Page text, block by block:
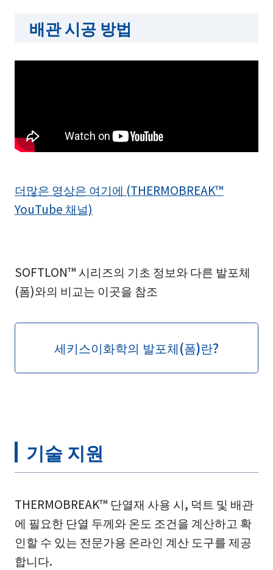
배관 시공 방법
더많은 영상은 여기에 (THERMOBREAK™
YouTube 채널)
SOFTLON™ 시리즈의 기초 정보와 다른 발포체
(폼)와의 비교는 이곳을 참조
세키스이화학의 발포체(폼)란?
기술 지원
THERMOBREAK™ 단열재 사용 시, 덕트 및 배관
에 필요한 단열 두께와 온도 조건을 계산하고 확
인할 수 있는 전문가용 온라인 계산 도구를 제공
합니다.